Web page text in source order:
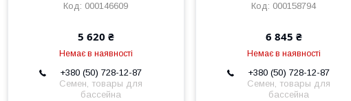
000146609
5 620 ₴
Немає в наявності
+380 (50) 728-12-87
Семен, товары для
бассейна
000158794
6 845 ₴
Немає в наявності
+380 (50) 728-12-87
Семен, товары для
бассейна